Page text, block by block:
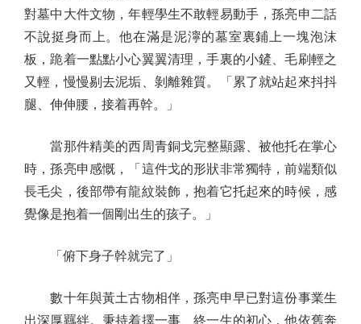
對墓中大件文物，年輕學生不敢輕易動手，孫亮申二話
不說挺身而上。他在滿是泥濘的墓室裏鋪上一塊泡沫
板，跪着一點點小心翼翼清理，手裏的小鏟、毛刷輕之
又輕，慢慢剔去泥垢、剝離雜質。「累了就站起來抖抖
腿、伸伸腰，接着再幹。」
當那件精美的西周青銅戈完整顯露、被他托在掌心
時，孫亮申感慨，「這件戈的形狀非常獨特，前端類似
長毛尖，後部帶有龍紋裝飾，抱着它托起來的時候，感
覺像是抱着一個剛出生的孩子。」
「俯下身子幹就完了」
數十年與黃土古物相伴，孫亮申早已對這份事業生
出深厚羈絆。秉持着擇一事、終一生的初心，他依舊奔